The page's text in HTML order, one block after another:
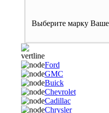
Выберите марку
Ford
GMC
Buick
Chevrolet
Cadillac
Chrysler